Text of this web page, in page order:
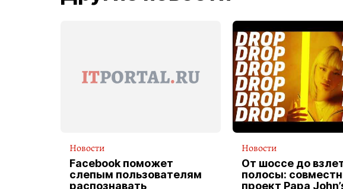
Новости
Facebook поможет
слепым пользователям
распознавать
Новости
От шоссе до
полосы:
проект Papa